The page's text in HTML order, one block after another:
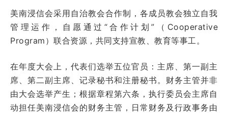
美南浸信会采用自治教会合作制，各成员教会独立自我
管理运作，自愿通过“合作计划”（Cooperative
Program）联合资源，共同支持宣教、教育等事工。
在年度大会上，代表们选举五位官员：主席、第一副主
席、第二副主席、记录秘书和注册秘书。财务主管并非
由大会选举产生；根据章程第六条，执行委员会主席自
动担任美南浸信会的财务主管，日常财务及行政事务由